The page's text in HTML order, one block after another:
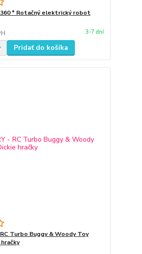
360 ° Rotačný elektrický robot
3-7 dní
Pridať do košíka
Turbo Buggy & Woody Toy